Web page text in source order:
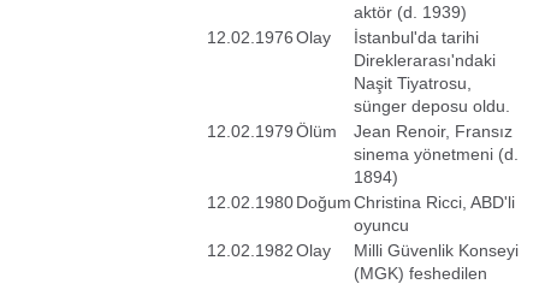
aktör (d. 1939)
12.02.1976Olay
İstanbul'da tarihi
Direklerarası'ndaki
Naşit Tiyatrosu,
sünger deposu oldu.
12.02.1979Ölüm
Jean Renoir, Fransız
sinema yönetmeni (d.
1894)
12.02.1980DoğumChristina Ricci, ABD'li
oyuncu
12.02.1982Olay
Milli Güvenlik Konseyi
(MGK) feshedilen